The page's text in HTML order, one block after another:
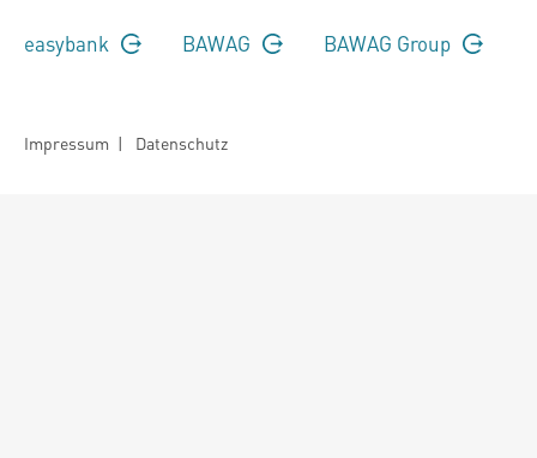
easybank BAWAG BAWAG Group
Impressum | Datenschutz